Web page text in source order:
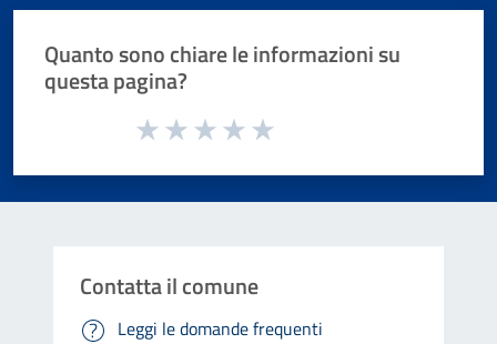
Quanto sono chiare le informazioni su
questa pagina?
Valuta da 1 a 5 stelle la pagina
Contatta il comune
Leggi le domande frequenti